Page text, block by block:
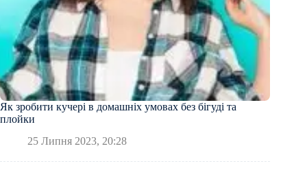
Як зробити кучері в домашніх умовах без бігуді та
плойки
25 Липня 2023, 20:28